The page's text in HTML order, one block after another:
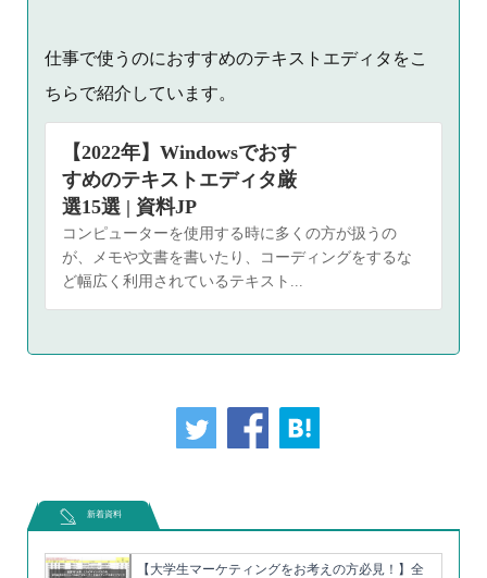
仕事で使うのにおすすめのテキストエディタをこ
ちらで紹介しています。
【2022年】Windowsでおす
すめのテキストエディタ厳
選15選 | 資料JP
コンピューターを使用する時に多くの方が扱うの
が、メモや文書を書いたり、コーディングをするな
ど幅広く利用されているテキスト...
新着資料
【大学生マーケティングをお考えの方必見！】全